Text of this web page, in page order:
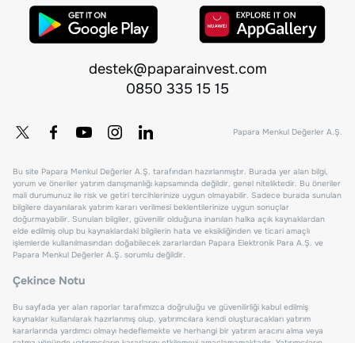
destek@paparainvest.com
0850 335 15 15
Papara Menkul Değerler A.Ş.
Bu site Papara Menkul Değerler A.Ş. tarafından hazırlanmıştır. Burada yer alan bilgi,
yorum ve öneriler yatırım danışmanlığı kapsamında değildir, genel niteliktedir. Bu öneriler
mali durumunuz ile risk ve getiri tercihlerinize uygun olmayabilir. Sadece burada sunulan
bilgilere dayanılarak yatırım kararı verilmesi beklentilerinize uygun sonuçlar
doğurmayabilir. Sunulan bilgiler, güvenilir olduğuna inanılan halka açık kaynaklardan
elde edilmiş olup bu kaynaklardaki bilgilerin hata ve eksikliğinden ve ticari amaçlı
işlemlerde kullanılmasından doğabilecek zararlardan Papara Elektronik Para A.Ş. ve
Papara Menkul Değerler A.Ş. sorumlu değildir.
Çekince Notu
Bu sayfada yer alan raporlar tarafımızca doğruluğu ve güvenilirliği kabul edilmiş
kaynaklar kullanılarak hazırlanmış olup, yatırımcılara kendi oluşturacakları yatırım
kararlarında yardımcı olmayı hedeflemekte ve herhangi bir yatırım aracını alma veya